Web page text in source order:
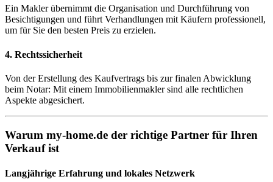
Ein Makler übernimmt die Organisation und Durchführung von
Besichtigungen und führt Verhandlungen mit Käufern professionell,
um für Sie den besten Preis zu erzielen.
4. Rechtssicherheit
Von der Erstellung des Kaufvertrags bis zur finalen Abwicklung
beim Notar: Mit einem Immobilienmakler sind alle rechtlichen
Aspekte abgesichert.
Warum my-home.de der richtige Partner für Ihren
Verkauf ist
Langjährige Erfahrung und lokales Netzwerk